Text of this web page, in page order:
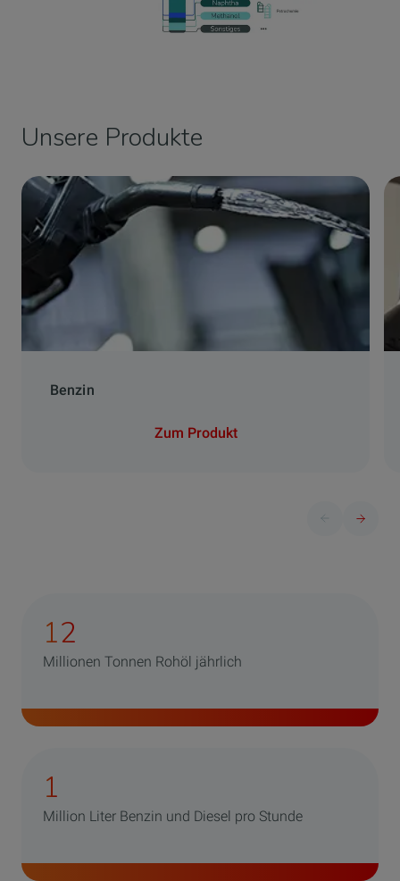
Unsere Produkte
Benzin
Zum Produkt
Vorherige Folie
12
Millionen Tonnen Rohöl jährlich
1
Million Liter Benzin und Diesel pro Stunde